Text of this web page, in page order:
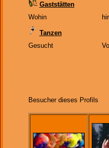
Gaststätten
Wohin
Tanzen
Gesucht
Besucher dieses Profils